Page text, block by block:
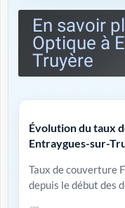
En savoir
Optique à
Truyère
Évolution du taux
Entraygues-sur-
Taux de couverture
depuis le début des